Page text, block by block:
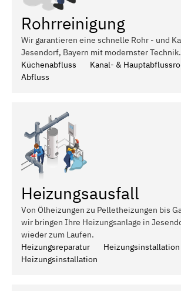
Rohrreinigung
Wir garantieren eine schnelle Rohr - und
Jesendorf, Bayern mit modernster Technik.
Küchenabfluss
Kanal- &
Abfluss
Heizungsausfall
Von Ölheizungen zu Pelletheizungen bis
wir bringen Ihre Heizungsanlage in
wieder zum Laufen.
Heizungsreparatur
Heizungsinstallation
Heizungsinstallation